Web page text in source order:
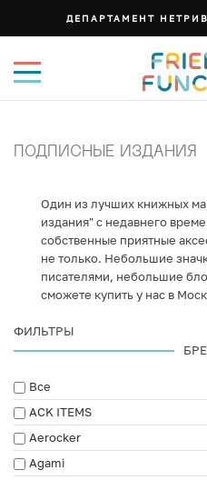
ДЕПАРТАМЕНТ
ПОДПИСНЫЕ ИЗДАНИЯ
Один из лучших книжных
издания" с недавнего
собственные приятные
не только. Небольшие
писателями, небольшие
сможете купить у нас в
ФИЛЬТРЫ
Все
ACK ITEMS
Aerocker
Agami